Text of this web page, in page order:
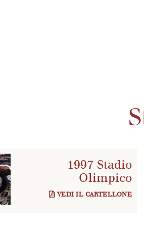
1997 Stadio
Olimpico
VEDI IL CARTELLONE